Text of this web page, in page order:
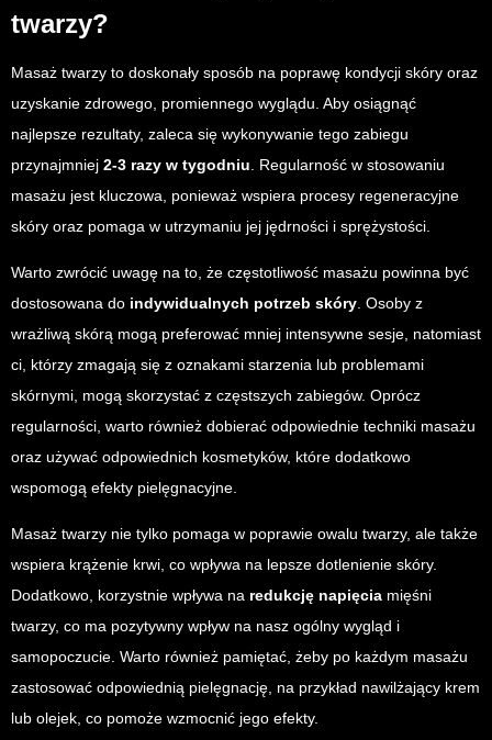
twarzy?
Masaż twarzy to doskonały sposób na poprawę kondycji skóry oraz
uzyskanie zdrowego, promiennego wyglądu. Aby osiągnąć
najlepsze rezultaty, zaleca się wykonywanie tego zabiegu
przynajmniej 2-3 razy w tygodniu . Regularność w stosowaniu
masażu jest kluczowa, ponieważ wspiera procesy regeneracyjne
skóry oraz pomaga w utrzymaniu jej jędrności i sprężystości.
Warto zwrócić uwagę na to, że częstotliwość masażu powinna być
dostosowana do indywidualnych potrzeb skóry . Osoby z
wrażliwą skórą mogą preferować mniej intensywne sesje, natomiast
ci, którzy zmagają się z oznakami starzenia lub problemami
skórnymi, mogą skorzystać z częstszych zabiegów. Oprócz
regularności, warto również dobierać odpowiednie techniki masażu
oraz używać odpowiednich kosmetyków, które dodatkowo
wspomogą efekty pielęgnacyjne.
Masaż twarzy nie tylko pomaga w poprawie owalu twarzy, ale także
wspiera krążenie krwi, co wpływa na lepsze dotlenienie skóry.
Dodatkowo, korzystnie wpływa na redukcję napięcia mięśni
twarzy, co ma pozytywny wpływ na nasz ogólny wygląd i
samopoczucie. Warto również pamiętać, żeby po każdym masażu
zastosować odpowiednią pielęgnację, na przykład nawilżający krem
lub olejek, co pomoże wzmocnić jego efekty.